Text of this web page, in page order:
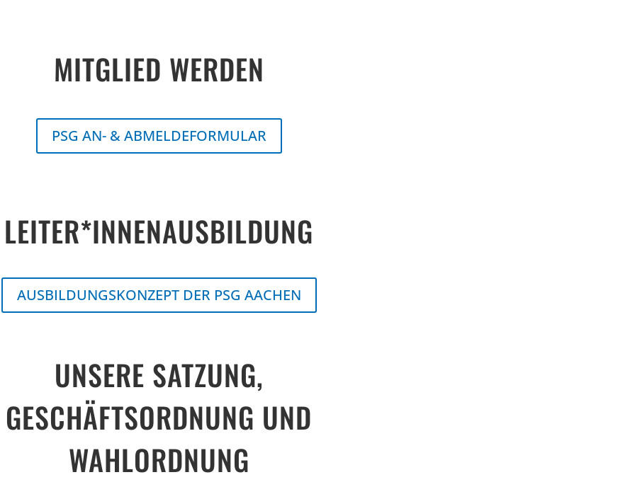
MITGLIED WERDEN
PSG AN- & ABMELDEFORMULAR
LEITER*INNENAUSBILDUNG
AUSBILDUNGSKONZEPT DER PSG AACHEN
UNSERE SATZUNG,
GESCHÄFTSORDNUNG UND
WAHLORDNUNG